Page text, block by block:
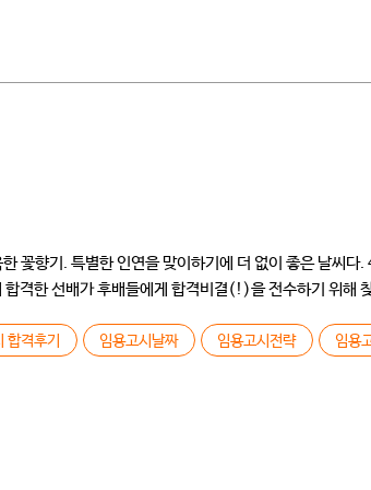
꽃향기. 특별한 인연을 맞이하기에 더 없이 좋은 날씨다
격한 선배가 후배들에게 합격비결(!)을 전수하기 위해
합격후기 임용고시날짜 임용고시전략 임용